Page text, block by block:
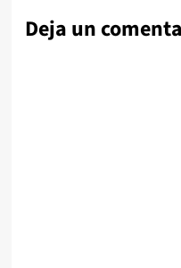
Deja un